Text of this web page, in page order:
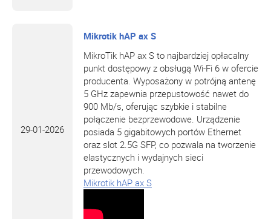
29-01-2026
Mikrotik hAP ax S
MikroTik hAP ax S to najbardziej opłacalny
punkt dostępowy z obsługą Wi-Fi 6 w ofercie
producenta. Wyposażony w potrójną antenę
5 GHz zapewnia przepustowość nawet do
900 Mb/s, oferując szybkie i stabilne
połączenie bezprzewodowe. Urządzenie
posiada 5 gigabitowych portów Ethernet
oraz slot 2.5G SFP, co pozwala na tworzenie
elastycznych i wydajnych sieci
przewodowych.
Mikrotik hAP ax S